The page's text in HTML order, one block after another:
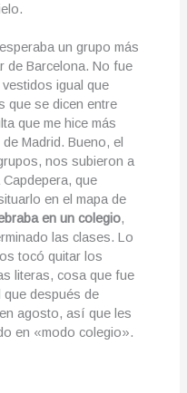
un grupo más
de Barcelona. No fue
igual que
que se dicen entre
que me hice más
Madrid. Bueno, el
nos subieron a
que
en el mapa de
en un colegio,
las clases. Lo
tocó quitar los
literas, cosa que fue
que después de
agosto, así que les
en «modo colegio».